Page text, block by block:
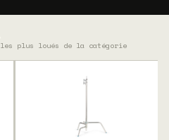
les plus loués de la catégorie